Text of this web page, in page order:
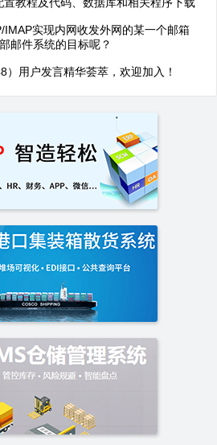
IMAP实现内网收发外网的某一个邮箱
邮件系统的目标呢？
）用户发言精华荟萃，欢迎加入！